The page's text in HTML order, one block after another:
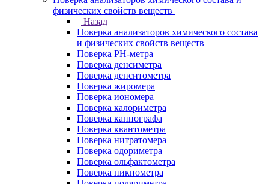
физических свойств веществ
Назад
Поверка анализаторов химического состава
и физических свойств веществ
Поверка PH-метра
Поверка денсиметра
Поверка денситометра
Поверка жиромера
Поверка иономера
Поверка калориметра
Поверка капнографа
Поверка квантометра
Поверка нитратомера
Поверка одориметра
Поверка ольфактометра
Поверка пикнометра